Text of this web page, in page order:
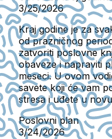
3/25/2026
Kraj godine je za
od prazničnog
zatvoriti poslovne
obaveze i napraviti
meseci. U ovom
savete koji će vam
stresa i uđete u
Poslovni plan
3/24/2026